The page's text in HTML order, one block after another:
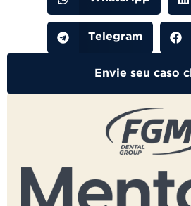
Telegram
Envie seu caso